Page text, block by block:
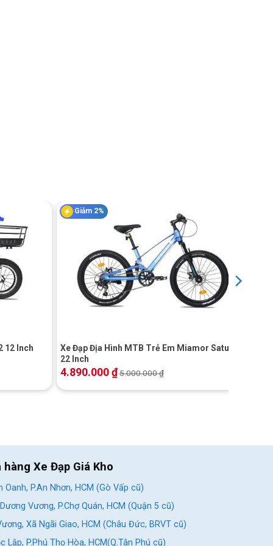
12 Inch
Giảm 2%
Xe Đạp Địa Hình MTB Trẻ Em Miamor Satum
22 Inch
4.890.000₫5.000.000₫
Xe Đạp Giá Kho
P.An Nhơn, HCM (Gò Vấp cũ)
Vương, P.Chợ Quán, HCM (Quận 5 cũ)
Xã Ngãi Giao, HCM (Châu Đức, BRVT cũ)
P.Phú Thọ Hòa, HCM(Q.Tân Phú cũ)